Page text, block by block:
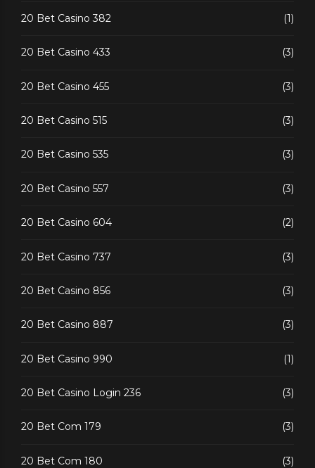
20 Bet Casino 382 (1)
20 Bet Casino 433 (3)
20 Bet Casino 455 (3)
20 Bet Casino 515 (3)
20 Bet Casino 535 (3)
20 Bet Casino 557 (3)
20 Bet Casino 604 (2)
20 Bet Casino 737 (3)
20 Bet Casino 856 (3)
20 Bet Casino 887 (3)
20 Bet Casino 990 (1)
20 Bet Casino Login 236 (3)
20 Bet Com 179 (3)
20 Bet Com 180 (3)